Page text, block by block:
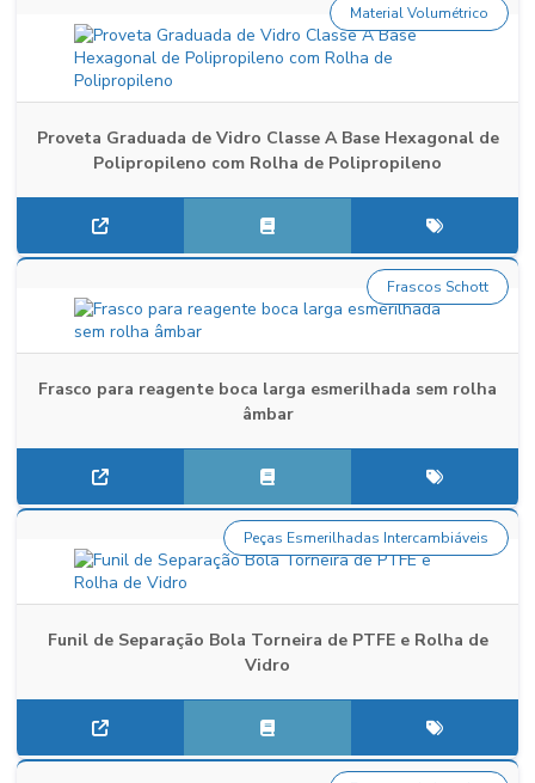
Proveta Graduada de Vidro Classe A Base Hexagonal de
Polipropileno com Rolha de Polipropileno
Material Volumétrico
Frasco para reagente boca larga esmerilhada sem rolha
âmbar
Frascos Schott
Funil de Separação Bola Torneira de PTFE e Rolha de
Vidro
Peças Esmerilhadas Intercambiáveis